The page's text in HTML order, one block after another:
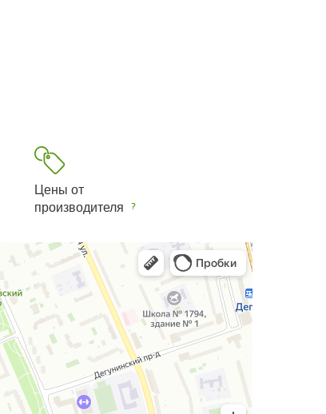
Цены от
производителя